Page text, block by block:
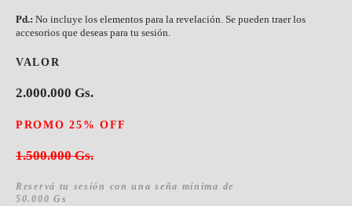
Pd.: No incluye los elementos para la revelación. Se pueden traer los
accesorios que deseas para tu sesión.
VALOR
2.000.000 Gs.
PROMO 25% OFF
1.500.000 Gs.
Reservá tu sesión con una seña mínima de
50.000 Gs